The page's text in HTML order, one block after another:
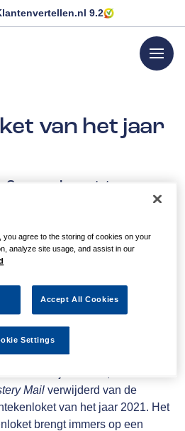
9.2
menu
van het jaar
Groen verkozen tot
wordt ieder jaar het
uitgeroepen. Dit jaar zijn
in elke provincie van
Vibber bezocht deze
nogmaals om een uiteindelijke
huis met de Kentekenloket
Mail verwijderd van de
van het jaar 2021. Het
brengt immers op een
you agree to the storing of cookies on your
analyze site usage, and assist in our
Accept All Cookies
Settings